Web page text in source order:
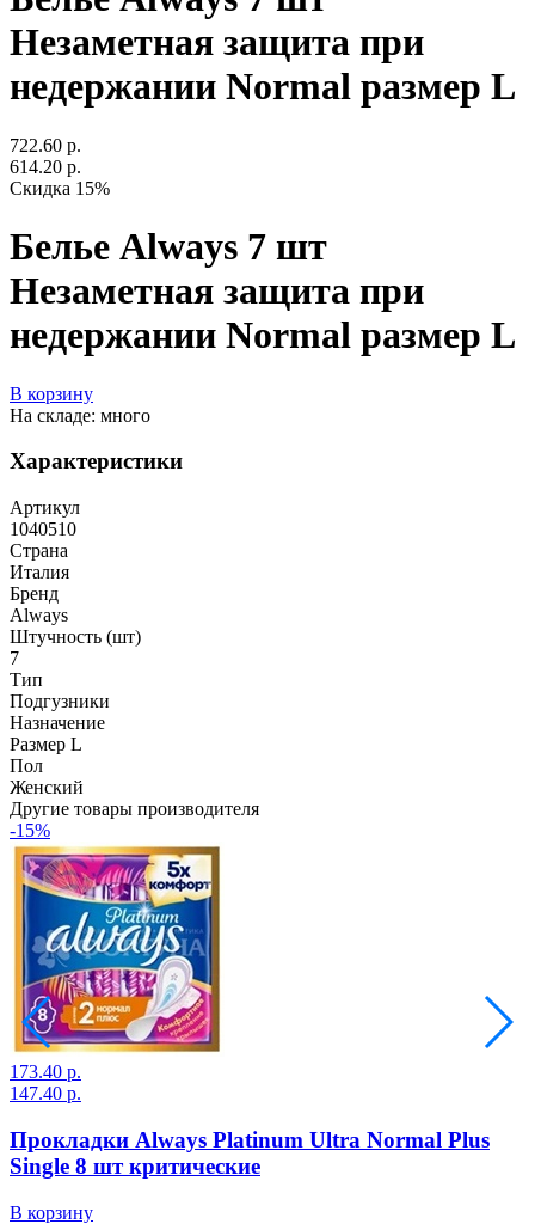
Незаметная защита при
недержании Normal размер L
722.60 р.
614.20 р.
Скидка 15%
Белье Always 7 шт
Незаметная защита при
недержании Normal размер L
В корзину
На складе: много
Характеристики
Артикул
1040510
Страна
Италия
Бренд
Always
Штучность (шт)
7
Тип
Подгузники
Назначение
Размер L
Пол
Женский
Другие товары производителя
-15%
173.40 р.
147.40 р.
Прокладки Always Platinum Ultra Normal Plus
Single 8 шт критические
В корзину